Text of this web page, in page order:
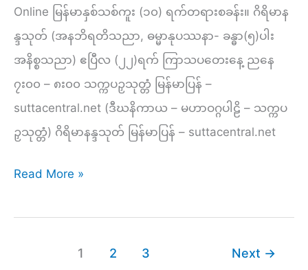
ပညာ
မ
ဂ္
ဂင်
(သမ္မာ
သ
က
Online မြန်မာနှစ်သစ်ကူး (၁၀) ရက်တရားစခန်း။ ဂိရိမာန
န္ဒသုတ် (အနဘိရတိသညာ, ဓမ္မာနုပဿနာ- ခန္ဓာ(၅)ပါး
အနိစ္စသညာ) ဧပြီလ (၂၂)ရက် ကြာသပတေးနေ့ ညနေ
၇း၀၀ – ၈း၀၀ သက္ကပဉှသုတ္တံ မြန်မာပြန် –
suttacentral.net (ဒီဃနိကာယ – မဟာဝဂ္ဂပါဠိ – သက္ကပ
ဉှသုတ္တံ) ဂိရိမာနန္ဒသုတ် မြန်မာပြန် – suttacentral.net
နေ့
–
Read More »
1 2 3 Next →